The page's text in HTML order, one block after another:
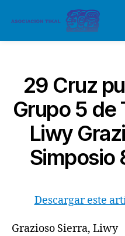
29 Cruz
Grupo 5 de
Liwy
Simposio
Descargar este
Grazioso Sierra, Liwy